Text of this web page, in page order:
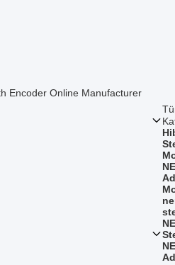
Encoder Online Manufacturer